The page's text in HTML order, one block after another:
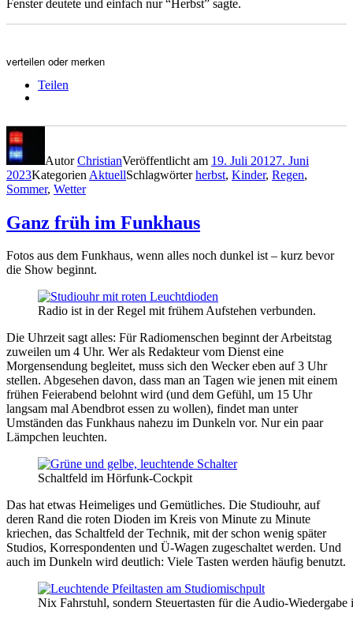
Fenster deutete und einfach nur “Herbst” sagte.
verteilen oder merken
Teilen
AutorChristianVeröffentlicht am 19. Juli 20127. Juni
2023Kategorien AktuellSchlagwörterherbst, Kinder, Regen,
Sommer, Wetter
Ganz früh im Funkhaus
Fotos aus dem Funkhaus, wenn alles noch dunkel ist – kurz bevor
die Show beginnt.
Radio ist in der Regel mit frühem Aufstehen verbunden.
Die Uhrzeit sagt alles: Für Radiomenschen beginnt der Arbeitstag
zuweilen um 4 Uhr. Wer als Redakteur vom Dienst eine
Morgensendung begleitet, muss sich den Wecker eben auf 3 Uhr
stellen. Abgesehen davon, dass man an Tagen wie jenen mit einem
frühen Feierabend belohnt wird (und dem Gefühl, um 15 Uhr
langsam mal Abendbrot essen zu wollen), findet man unter
Umständen das Funkhaus nahezu im Dunkeln vor. Nur ein paar
Lämpchen leuchten.
Schaltfeld im Hörfunk-Cockpit
Das hat etwas Heimeliges und Gemütliches. Die Studiouhr, auf
deren Rand die roten Dioden im Kreis von Minute zu Minute
kriechen, das Schaltfeld der Technik, mit der schon wenig später
Studios, Korrespondenten und Ü-Wagen zugeschaltet werden. Und
auch im Dunkeln wird deutlich: Viele Tasten werden häufig benutzt.
Nix Fahrstuhl, sondern Steuertasten für die Audio-Wiedergabe